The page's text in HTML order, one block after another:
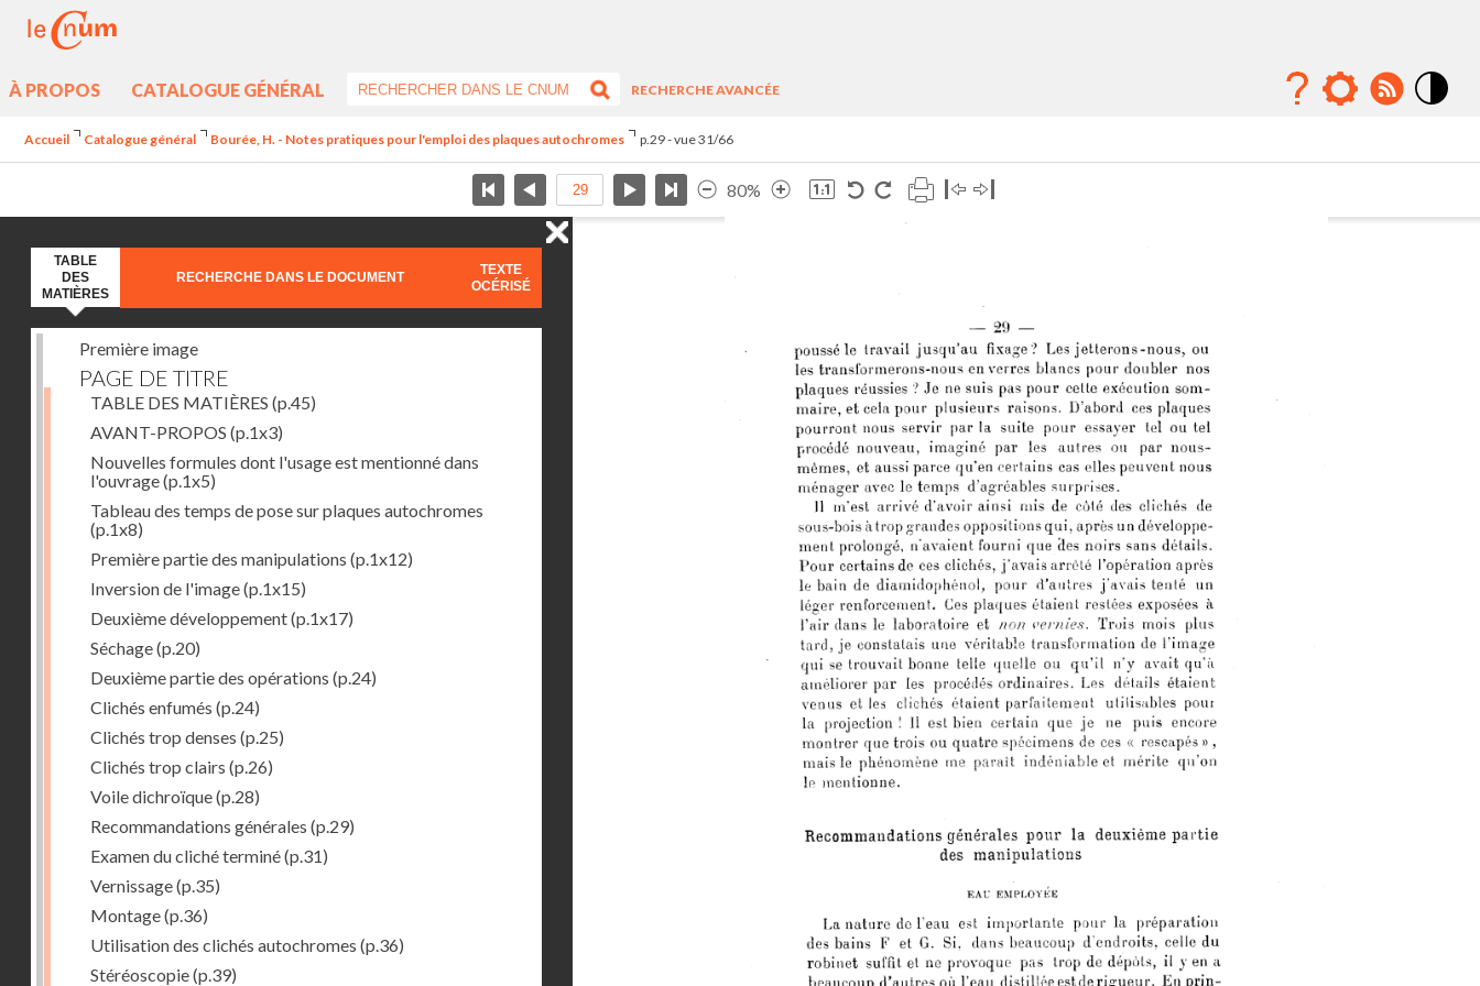
À PROPOS CATALOGUE GÉNÉRAL
RECHERCHE AVANCÉE
Accueil Catalogue général Bourée, H. - Notes pratiques pour l'emploi des plaques autochromes p.29 - vue 31/66
80%
TABLE
DES
MATIÈRES
RECHERCHE DANS LE DOCUMENT
TEXTE
OCÉRISÉ
Première image
PAGE DE TITRE
TABLE DES MATIÈRES (p.45)
AVANT-PROPOS (p.1x3)
Nouvelles formules dont l'usage est mentionné dans
l'ouvrage(p.1x5)
Tableau des temps de pose sur plaques autochromes
(p.1x8)
Première partie des manipulations (p.1x12)
Inversion de l'image(p.1x15)
Deuxième développement(p.1x17)
Séchage(p.20)
Deuxième partie des opérations (p.24)
Clichés enfumés (p.24)
Clichés trop denses (p.25)
Clichés trop clairs (p.26)
Voile dichroïque(p.28)
Recommandations générales (p.29)
Examen du cliché terminé(p.31)
Vernissage(p.35)
Montage(p.36)
Utilisation des clichés autochromes (p.36)
Stéréoscopie(p.39)